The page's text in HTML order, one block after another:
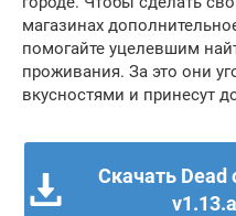
магазинах
помогайте уцелевшим
проживания. За это они
вкусностями и принесут
Скачать Dead